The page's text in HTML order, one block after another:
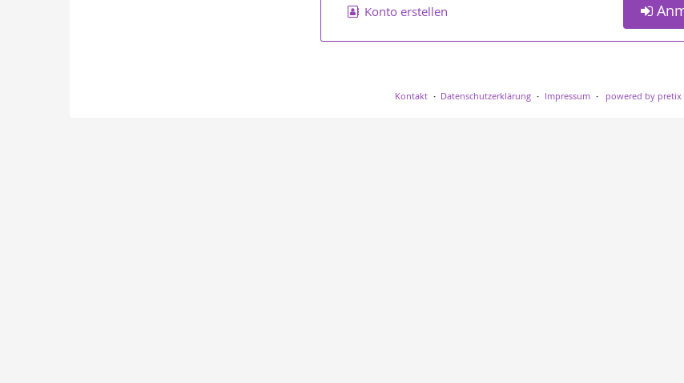
Konto erstellen
Kontakt Datenschutzerklärung Impressum powered by pretix